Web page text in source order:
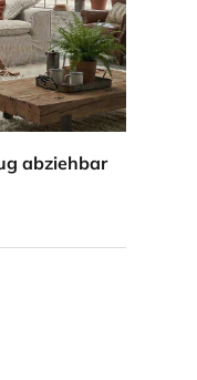
abziehbar